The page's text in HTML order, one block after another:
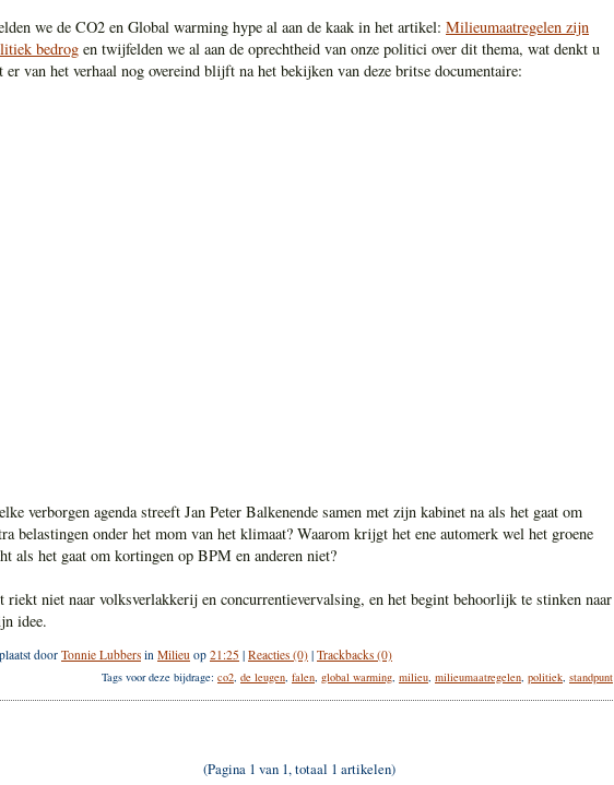
we de CO2 en Global warming hype al aan de kaak in het artikel: Milieumaatregelen zijn
bedrog en twijfelden we al aan de oprechtheid van onze politici over dit thema, wat denkt u
er van het verhaal nog overeind blijft na het bekijken van deze britse documentaire:
verborgen agenda streeft Jan Peter Balkenende samen met zijn kabinet na als het gaat om
belastingen onder het mom van het klimaat? Waarom krijgt het ene automerk wel het groene
als het gaat om kortingen op BPM en anderen niet?
riekt niet naar volksverlakkerij en concurrentievervalsing, en het begint behoorlijk te stinken naar
idee.
door Tonnie Lubbers in Milieu op 21:25 | Reacties (0) | Trackbacks (0)
Tags voor deze bijdrage: co2, de leugen, falen, global warming, milieu, milieumaatregelen, politiek, standpunt
(Pagina 1 van 1, totaal 1 artikelen)